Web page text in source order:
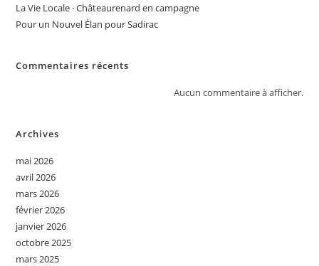
La Vie Locale · Châteaurenard en campagne
Pour un Nouvel Élan pour Sadirac
Commentaires récents
Aucun commentaire à afficher.
Archives
mai 2026
avril 2026
mars 2026
février 2026
janvier 2026
octobre 2025
mars 2025